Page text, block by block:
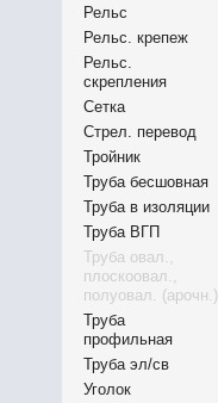
Рельс
Рельс. крепеж
Рельс.
скрепления
Сетка
Стрел. перевод
Тройник
Труба бесшовная
Труба в изоляции
Труба ВГП
Труба овал.,
плоскоовал.,
полуовал. (арочн.)
Труба
профильная
Труба эл/св
Уголок